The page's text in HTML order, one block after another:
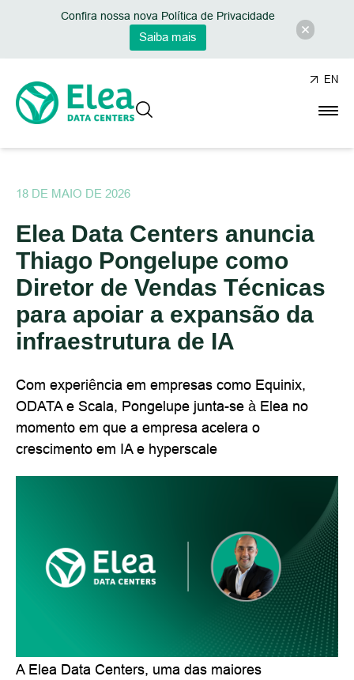
Confira nossa nova Política de Privacidade
Saiba mais
EN
18 DE MAIO DE 2026
Elea Data Centers anuncia
Thiago Pongelupe como
Diretor de Vendas Técnicas
para apoiar a expansão da
infraestrutura de IA
Com experiência em empresas como Equinix,
ODATA e Scala, Pongelupe junta-se à Elea no
momento em que a empresa acelera o
crescimento em IA e hyperscale
A Elea Data Centers, uma das maiores